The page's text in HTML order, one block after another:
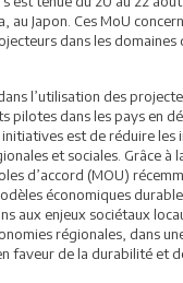
au Japon. Ces MoU
dans les domaines
l’utilisation des
pilotes dans les pays en
initiatives est de réduire les
et sociales. Grâce à
d’accord (MOU)
économiques
aux enjeux sociétaux
régionales, dans
faveur de la durabilité et